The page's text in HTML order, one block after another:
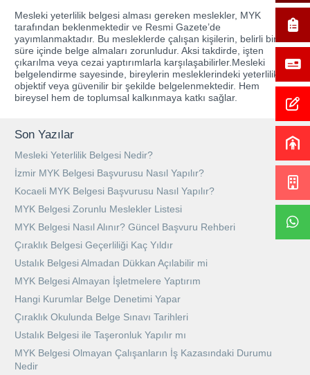
Mesleki yeterlilik belgesi alması gereken meslekler, MYK
tarafından beklenmektedir ve Resmi Gazete’de
yayımlanmaktadır. Bu mesleklerde çalışan kişilerin, belirli bir
süre içinde belge almaları zorunludur. Aksi takdirde, işten
çıkarılma veya cezai yaptırımlarla karşılaşabilirler.Mesleki
belgelendirme sayesinde, bireylerin mesleklerindeki yeterlilikleri
objektif veya güvenilir bir şekilde belgelenmektedir. Hem
bireysel hem de toplumsal kalkınmaya katkı sağlar.
Son Yazılar
Mesleki Yeterlilik Belgesi Nedir?
İzmir MYK Belgesi Başvurusu Nasıl Yapılır?
Kocaeli MYK Belgesi Başvurusu Nasıl Yapılır?
MYK Belgesi Zorunlu Meslekler Listesi
MYK Belgesi Nasıl Alınır? Güncel Başvuru Rehberi
Çıraklık Belgesi Geçerliliği Kaç Yıldır
Ustalık Belgesi Almadan Dükkan Açılabilir mi
MYK Belgesi Almayan İşletmelere Yaptırım
Hangi Kurumlar Belge Denetimi Yapar
Çıraklık Okulunda Belge Sınavı Tarihleri
Ustalık Belgesi ile Taşeronluk Yapılır mı
MYK Belgesi Olmayan Çalışanların İş Kazasındaki Durumu
Nedir